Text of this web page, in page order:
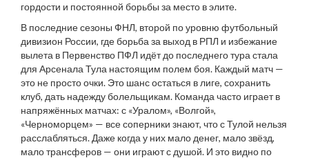
гордости и постоянной борьбы за место в элите.
В последние сезоны ФНЛ, второй по уровню футбольный
дивизион России, где борьба за выход в РПЛ и избежание
вылета в Первенство ПФЛ идёт до последнего тура стала
для Арсенала Тула настоящим полем боя. Каждый матч —
это не просто очки. Это шанс остаться в лиге, сохранить
клуб, дать надежду болельщикам. Команда часто играет в
напряжённых матчах: с «Уралом», «Волгой»,
«Черноморцем» — все соперники знают, что с Тулой нельзя
расслабляться. Даже когда у них мало денег, мало звёзд,
мало трансферов — они играют с душой. И это видно по